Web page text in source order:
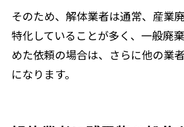
そのため、解体業者は通常、産業
特化していることが多く、一般廃
めた依頼の場合は、さらに他の業
になります。